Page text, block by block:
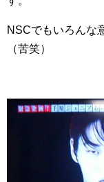
NSCでもいろんな
（苦笑）